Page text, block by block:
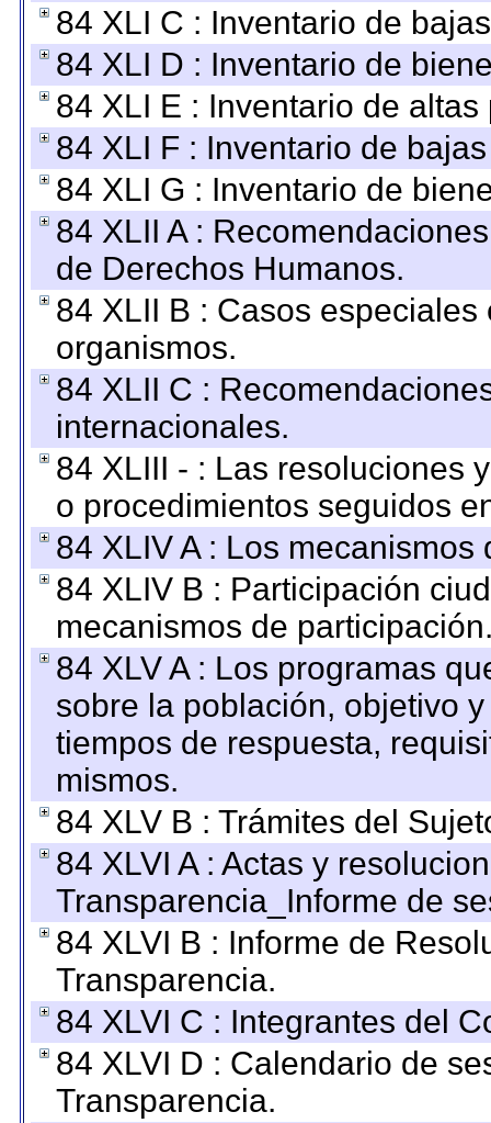
84 XLI C : Inventario de
84 XLI D : Inventario de
84 XLI E : Inventario de
84 XLI F : Inventario de
84 XLI G : Inventario de
84 XLII A :
de Derechos Humanos.
84 XLII B : Casos
organismos.
84 XLII C :
internacionales.
84 XLIII - : Las resoluciones
o procedimientos seguidos
84 XLIV A : Los
84 XLIV B : Participación
mecanismos de
84 XLV A : Los programas
sobre la población, objetivo
tiempos de respuesta,
mismos.
84 XLV B : Trámites del
84 XLVI A : Actas y
Transparencia_Informe de
84 XLVI B : Informe de
Transparencia.
84 XLVI C : Integrantes del
84 XLVI D : Calendario de
Transparencia.